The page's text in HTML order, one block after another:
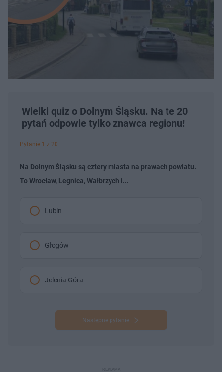
Wielki quiz o Dolnym Śląsku. Na te 20
pytań odpowie tylko znawca regionu!
Pytanie 1 z 20
Na Dolnym Śląsku są cztery miasta na prawach powiatu.
To Wrocław, Legnica, Wałbrzych i...
Lubin
Głogów
Jelenia Góra
Następne pytanie